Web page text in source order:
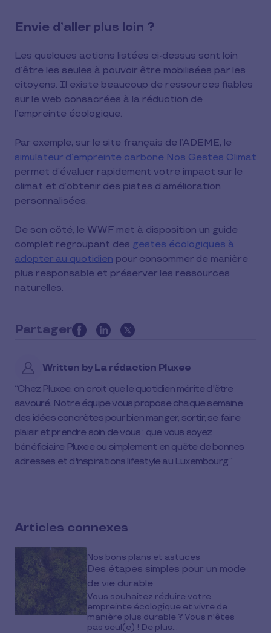
Envie d’aller plus loin ?
Les quelques actions listées ci-dessus sont loin
d’être les seules à pouvoir être mobilisées par les
citoyens. Il existe beaucoup de ressources fiables
sur le web consacrées à la réduction de
l’empreinte écologique.
Par exemple, sur le site français de l’ADEME, le
simulateur d’empreinte carbone Nos Gestes Climat
permet d’évaluer rapidement votre impact sur le
climat et d’obtenir des pistes d’amélioration
personnalisées.
De son côté, le WWF met à disposition un guide
complet regroupant des gestes écologiques à
adopter au quotidien pour consommer de manière
plus responsable et préserver les ressources
naturelles.
Partager
this
on
social
media
Written byLa rédaction Pluxee
Chez Pluxee, on croit que le quotidien mérite d'être
savouré. Notre équipe vous propose chaque semaine
des idées concrètes pour bien manger, sortir, se faire
plaisir et prendre soin de vous : que vous soyez
bénéficiaire Pluxee ou simplement en quête de bonnes
adresses et d'inspirations lifestyle au Luxembourg.
Articles connexes
Nos bons plans et astuces
Des étapes simples pour un mode
de vie durable
Vous souhaitez réduire votre
empreinte écologique et vivre de
manière plus durable ? Vous n'êtes
pas seul(e) ! De plus...